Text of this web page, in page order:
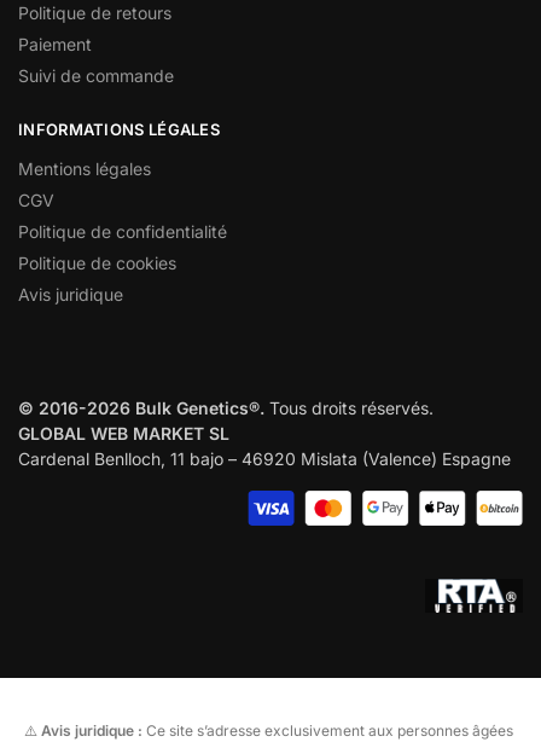
Politique de retours
Paiement
Suivi de commande
INFORMATIONS LÉGALES
Mentions légales
CGV
Politique de confidentialité
Politique de cookies
Avis juridique
© 2016-2026 Bulk Genetics®. Tous droits réservés.
GLOBAL WEB MARKET SL
Cardenal Benlloch, 11 bajo – 46920 Mislata (Valence) Espagne
⚠️ Avis juridique : Ce site s’adresse exclusivement aux personnes âgées